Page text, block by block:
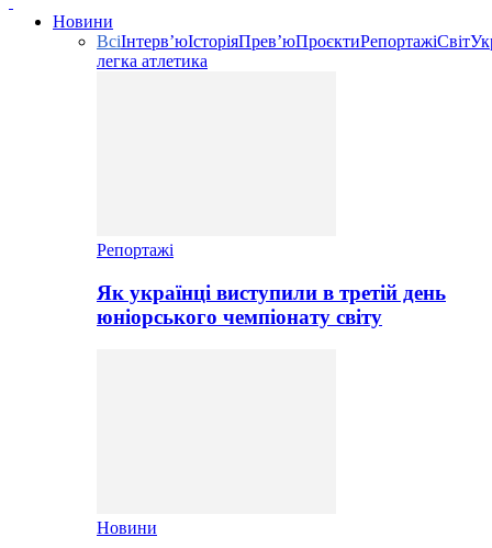
Новини
ВсіІнтерв’юІсторіяПрев’юПроєктиРепортажіСвіт
легка атлетика
Репортажі
Як українці виступили в третій день
юніорського чемпіонату світу
Новини